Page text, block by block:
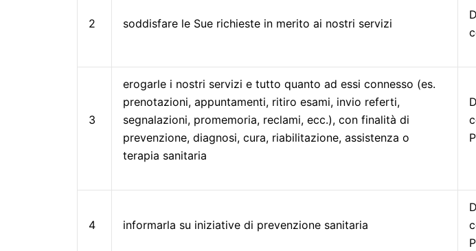
2 soddisfare le Sue richieste in merito ai nostri servizi
3
erogarle i nostri servizi e tutto quanto ad essi connesso (es.
prenotazioni, appuntamenti, ritiro esami, invio referti,
segnalazioni, promemoria, reclami, ecc.), con finalità di
prevenzione, diagnosi, cura, riabilitazione, assistenza o
terapia sanitaria
4 informarla su iniziative di prevenzione sanitaria